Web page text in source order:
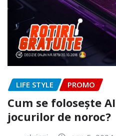
LIFE STYLE PROMO
Cum se folosește
jocurilor de noroc?